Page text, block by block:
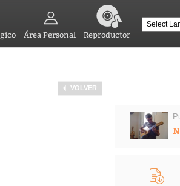
Área Personal Reproductor
VOLVER